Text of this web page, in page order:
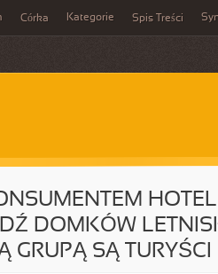
Córka Kategorie Spis Treści
DOMKÓW
GRUPĄ SĄ TURYŚCI